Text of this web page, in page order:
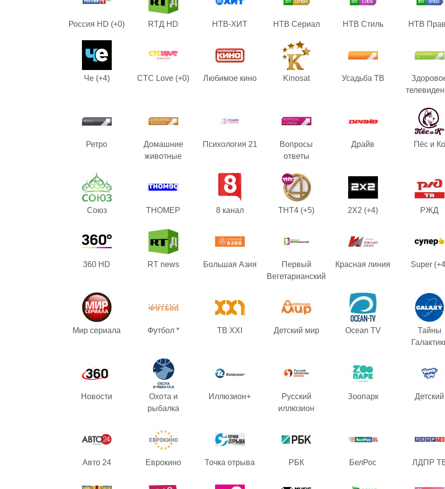
Россия HD (+0) RTД HD НТВ-ХИТ НТВ Сериал НТВ Стиль НТВ
Че (+4) CTC Love (+0) Любимое кино Kinosat Усадьба ТВ
Ретро
Домашние
животные
Психология 21
Вопросы
ответы
Драйв Пёс и Ко
Союз ТНОМЕР 8 канал ТНТ4 (+5) 2X2 (+4) РЖД
360 HD RT news Большая Азия
Первый
Вегетарианский
Красная линия Super
Мир сериала Футбол * ТВ XXI Детский мир Ocean TV
Тайны
Новости
Охота и
рыбалка
Иллюзион+
Русский
иллюзион
Зоопарк Детский
Авто 24 Еврокино Точка отрыва РБК БелРос ЛДПР